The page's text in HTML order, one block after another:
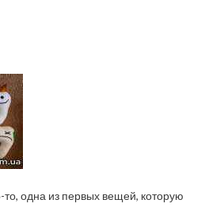
то, одна из первых вещей, которую